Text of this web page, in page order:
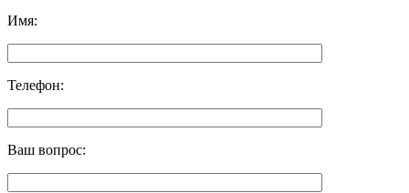
Имя:
Телефон:
Ваш вопрос: